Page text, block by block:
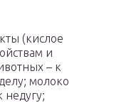
(кислое
и
– к
молоко
недугу;